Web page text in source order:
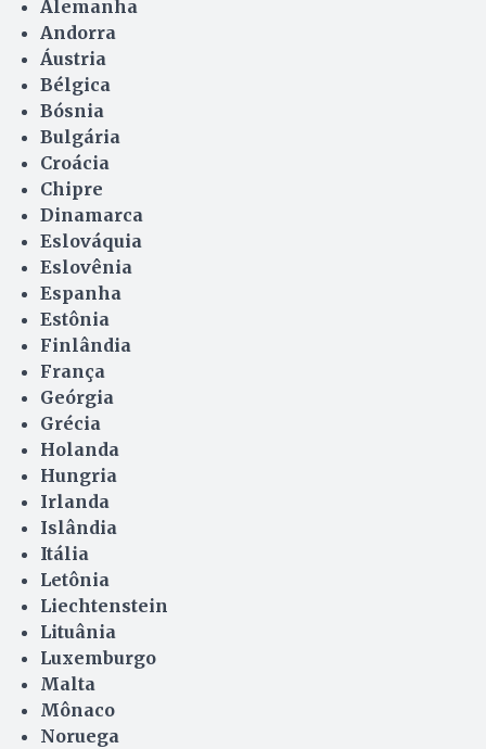
Alemanha
Andorra
Áustria
Bélgica
Bósnia
Bulgária
Croácia
Chipre
Dinamarca
Eslováquia
Eslovênia
Espanha
Estônia
Finlândia
França
Geórgia
Grécia
Holanda
Hungria
Irlanda
Islândia
Itália
Letônia
Liechtenstein
Lituânia
Luxemburgo
Malta
Mônaco
Noruega